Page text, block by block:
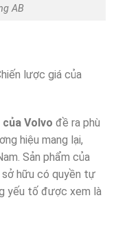
AB
lược giá của
Volvo đề ra phù
hiệu mang lại,
Sản phẩm của
hữu có quyền tự
yếu tố được xem là